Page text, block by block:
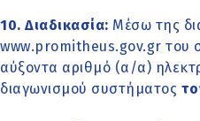
10. Διαδικασία: Μέσω της
www.promitheus.gov.gr του
αύξοντα αριθμό (α/α)
διαγωνισμού συστήματος